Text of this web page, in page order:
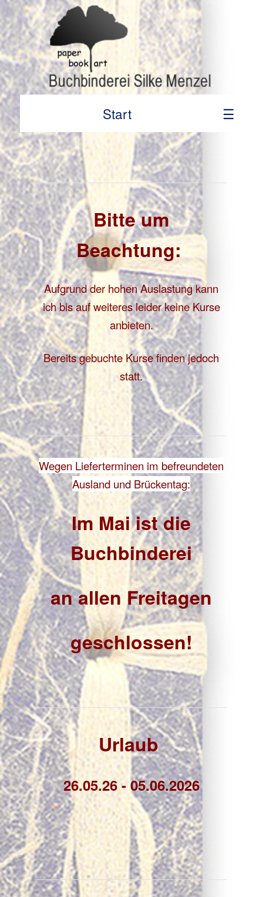
Start ☰
Bitte um
Beachtung:
Aufgrund der hohen Auslastung kann
ich bis auf weiteres leider keine Kurse
anbieten.
Bereits gebuchte Kurse finden jedoch
statt.
Wegen Lieferterminen im befreundeten
Ausland und Brückentag:
Im Mai ist die
Buchbinderei
an allen Freitagen
geschlossen!
Urlaub
26.05.26 - 05.06.2026